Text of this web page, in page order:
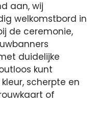
aan, wij
welkomstbord in
de ceremonie,
duidelijke
kunt
scherpte en
of